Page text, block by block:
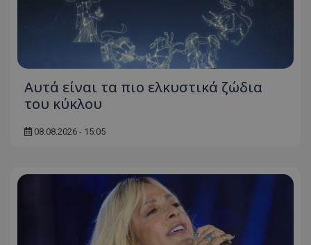
Αυτά είναι τα πιο ελκυστικά ζώδια
του κύκλου
08.08.2026 - 15:05